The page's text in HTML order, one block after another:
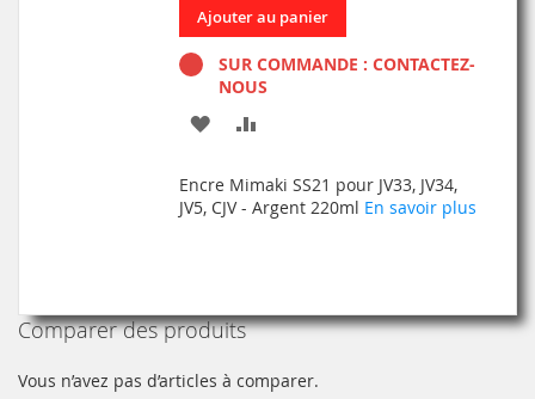
Ajouter au panier
SUR COMMANDE : CONTACTEZ-
NOUS
AJOUTER
MA
COMPARATEUR
Encre Mimaki SS21 pour JV33, JV34,
JV5, CJV - Argent 220ml En savoir plus
Comparer des produits
Vous n’avez pas d’articles à comparer.